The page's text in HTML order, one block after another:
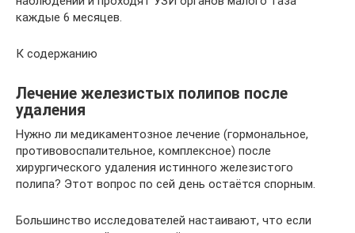
каждые 6 месяцев.
К содержанию
Лечение железистых полипов после
удаления
Нужно ли медикаментозное лечение (гормональное,
противовоспалительное, комплексное) после
хирургического удаления истинного железистого
полипа? Этот вопрос по сей день остаётся спорным.
Большинство исследователей настаивают, что если